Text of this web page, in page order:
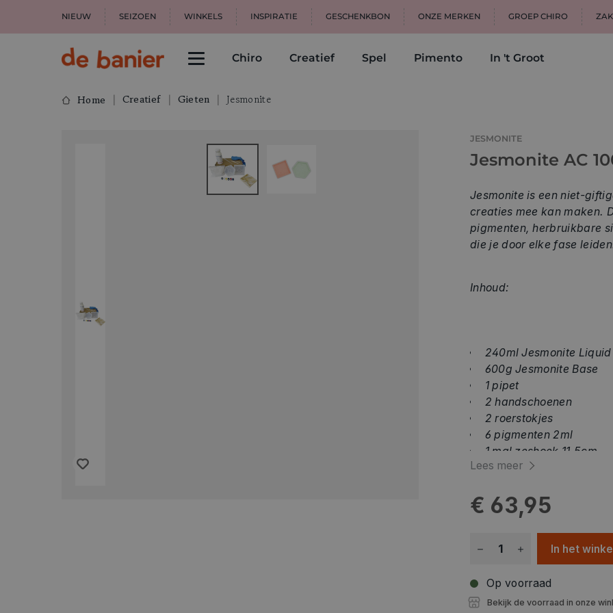
NIEUW SEIZOEN WINKELS INSPIRATIE GESCHENKBON ONZE MERKEN GROEP CHIRO
Chiro Creatief Spel Pimento In 't Groot
Home Creatief Gieten Jesmonite
JESMONITE
Jesmonite AC
Jesmonite is een niet-
creaties mee kan maken.
pigmenten, herbruikbare
die je door elke fase
Inhoud:
240ml Jesmonite Liquid
600g Jesmonite Base
1 pipet
2 handschoenen
2 roerstokjes
6 pigmenten 2ml
1 mal zeshoek 11,5cm
Lees meer
€ 63,95
In het
Op voorraad
Bekijk de voorraad in onze